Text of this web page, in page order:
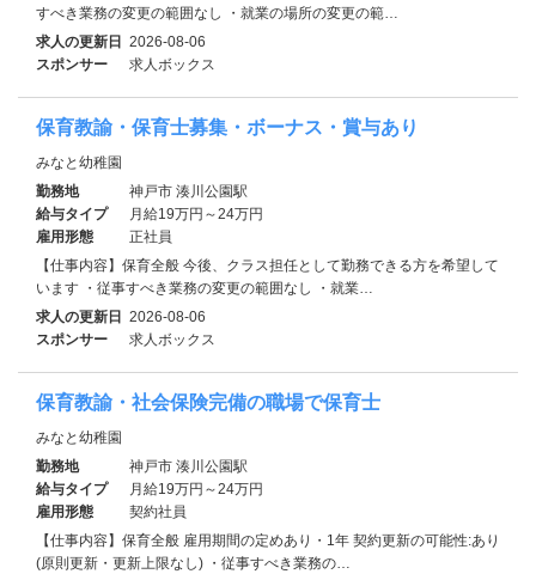
すべき業務の変更の範囲なし ・就業の場所の変更の範…
求人の更新日 2026-08-06
スポンサー
求人ボックス
保育教諭・保育士募集・ボーナス・賞与あり
みなと幼稚園
勤務地
神戸市 湊川公園駅
給与タイプ
月給19万円～24万円
雇用形態
正社員
【仕事内容】保育全般 今後、クラス担任として勤務できる方を希望して
います ・従事すべき業務の変更の範囲なし ・就業…
求人の更新日 2026-08-06
スポンサー
求人ボックス
保育教諭・社会保険完備の職場で保育士
みなと幼稚園
勤務地
神戸市 湊川公園駅
給与タイプ
月給19万円～24万円
雇用形態
契約社員
【仕事内容】保育全般 雇用期間の定めあり・1年 契約更新の可能性:あり
(原則更新・更新上限なし) ・従事すべき業務の…